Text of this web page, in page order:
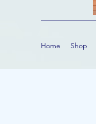
Home Shop